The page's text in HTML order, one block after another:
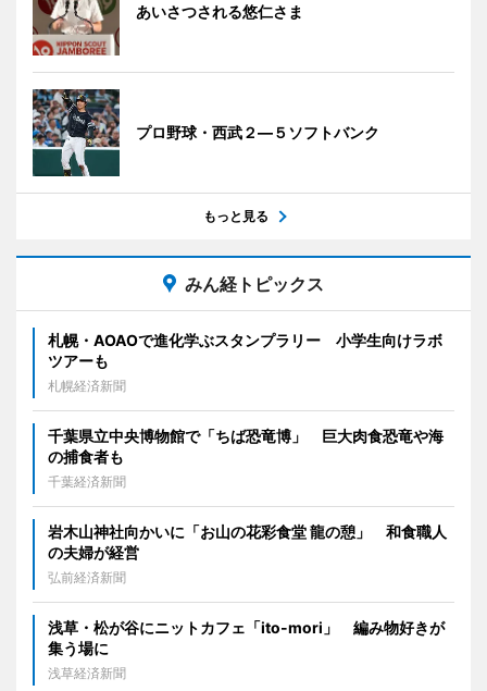
あいさつされる悠仁さま
プロ野球・西武２―５ソフトバンク
もっと見る
みん経トピックス
札幌・AOAOで進化学ぶスタンプラリー 小学生向けラボ
ツアーも
札幌経済新聞
千葉県立中央博物館で「ちば恐竜博」 巨大肉食恐竜や海
の捕食者も
千葉経済新聞
岩木山神社向かいに「お山の花彩食堂 龍の憩」 和食職人
の夫婦が経営
弘前経済新聞
浅草・松が谷にニットカフェ「ito-mori」 編み物好きが
集う場に
浅草経済新聞